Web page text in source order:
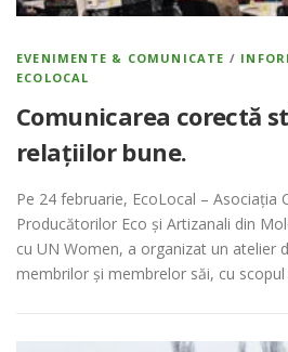
EVENIMENTE & COMUNICATE /
ECOLOCAL
Comunicarea corectă
relațiilor bune.
Pe 24 februarie, EcoLocal – Asociația
Producătorilor Eco și Artizanali din
cu UN Women, a organizat un atelier
membrilor și membrelor săi, cu